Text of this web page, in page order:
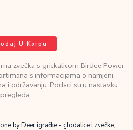
U Korpu
zvečka s grickalicom Birdee Power
s informacijama o namjeni,
i održavanju. Podaci su u nastavku
by Deer igračke - glodalice i zvečke,